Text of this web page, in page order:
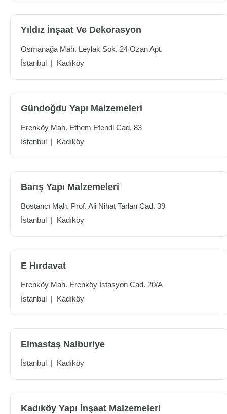
Yıldız İnşaat Ve Dekorasyon
Osmanağa Mah. Leylak Sok. 24 Ozan Apt.
İstanbul | Kadıköy
Gündoğdu Yapı Malzemeleri
Erenköy Mah. Ethem Efendi Cad. 83
İstanbul | Kadıköy
Barış Yapı Malzemeleri
Bostancı Mah. Prof. Ali Nihat Tarlan Cad. 39
İstanbul | Kadıköy
E Hırdavat
Erenköy Mah. Erenköy İstasyon Cad. 20/A
İstanbul | Kadıköy
Elmastaş Nalburiye
İstanbul | Kadıköy
Kadıköy Yapı İnşaat Malzemeleri